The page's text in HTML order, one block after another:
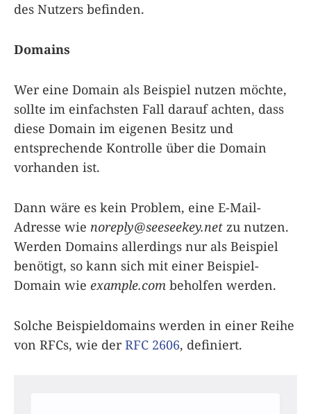
des Nutzers befinden.
Domains
Wer eine Domain als Beispiel nutzen möchte,
sollte im einfachsten Fall darauf achten, dass
diese Domain im eigenen Besitz und
entsprechende Kontrolle über die Domain
vorhanden ist.
Dann wäre es kein Problem, eine E-Mail-
Adresse wie noreply@seeseekey.net zu nutzen.
Werden Domains allerdings nur als Beispiel
benötigt, so kann sich mit einer Beispiel-
Domain wie example.com beholfen werden.
Solche Beispieldomains werden in einer Reihe
von RFCs, wie derRFC 2606, definiert.